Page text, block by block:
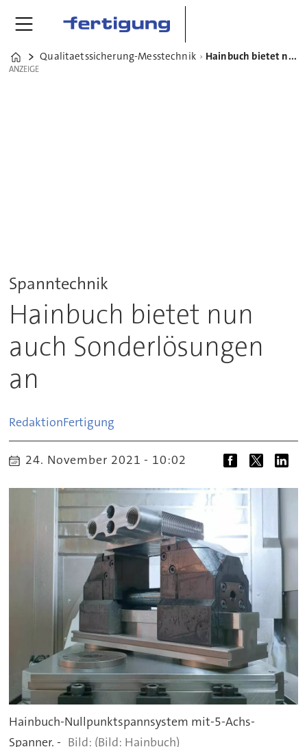
Home
Qualitaetssicherung-Messtechnik Hainbuch bietet nun auch Sonderlösungen an
ANZEIGE
ANZEIGE
Spanntechnik
Hainbuch bietet nun
auch Sonderlösungen
an
RedaktionFertigung
24. November 2021 - 10:02
Hainbuch-Nullpunktspannsystem mit-5-Achs-
Spanner. -
(Bild: Hainbuch)